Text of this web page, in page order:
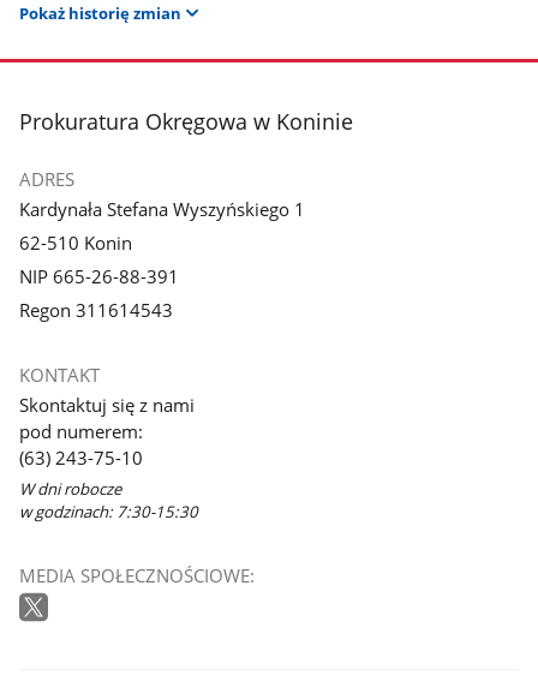
Pokaż historię zmian
stopka
Prokuratura Okręgowa w Koninie
ADRES
Kardynała Stefana Wyszyńskiego 1
62-510 Konin
NIP 665-26-88-391
Regon 311614543
KONTAKT
Skontaktuj się z nami
pod numerem:
(63) 243-75-10
W dni robocze
w godzinach: 7:30-15:30
MEDIA SPOŁECZNOŚCIOWE: